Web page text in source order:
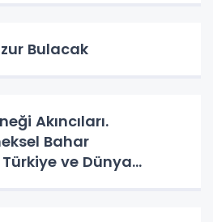
Bulacak
Akıncıları.
Bahar
ve Dünya